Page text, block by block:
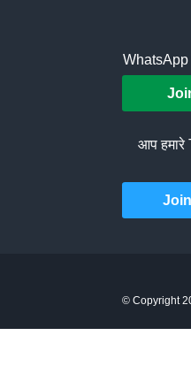
WhatsApp
आप हमारे
© Copyright